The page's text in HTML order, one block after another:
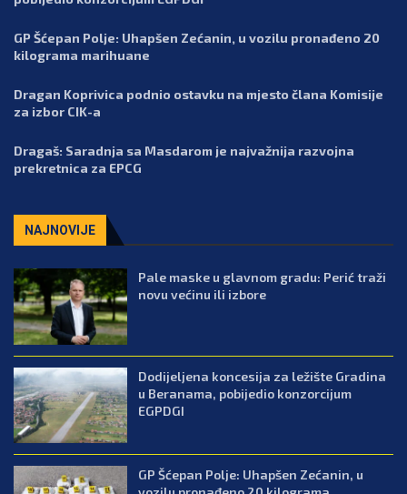
GP Šćepan Polje: Uhapšen Zećanin, u vozilu pronađeno 20
kilograma marihuane
Dragan Koprivica podnio ostavku na mjesto člana Komisije
za izbor CIK-a
Dragaš: Saradnja sa Masdarom je najvažnija razvojna
prekretnica za EPCG
NAJNOVIJE
Pale maske u glavnom gradu: Perić traži
novu većinu ili izbore
Dodijeljena koncesija za ležište Gradina
u Beranama, pobijedio konzorcijum
EGPDGI
GP Šćepan Polje: Uhapšen Zećanin, u